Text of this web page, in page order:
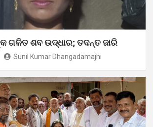
ଗଳିତ ଶବ ଉଦ୍ଧାର; ତଦନ୍ତ ଜାରି
Sunil Kumar Dhangadamajhi